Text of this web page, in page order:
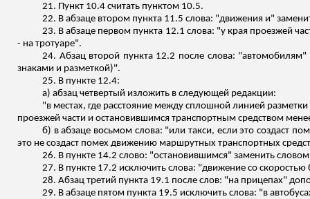
21. Пункт 10.4 считать пунктом 10.5.
22. В абзаце втором пункта 11.5 слова: "движения и"
23. В абзаце первом пункта 12.1 слова: "у края проезжей
- на тротуаре".
24. Абзац второй пункта 12.2 после слова:
знаками и разметкой)".
25. В пункте 12.4:
а) абзац четвертый изложить в следующей редакции:
"в местах, где расстояние между сплошной линией
проезжей части и остановившимся транспортным средством
б) в абзаце восьмом слова: "или такси, если это создаст
это не создаст помех движению маршрутных транспортных
26. В пункте 14.2 слово: "остановившимся" заменить
27. В пункте 17.2 исключить слова: "движение со
28. Абзац третий пункта 19.1 после слов: "на прицепах"
29. В абзаце пятом пункта 19.5 исключить слова: "в